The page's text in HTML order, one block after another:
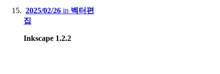
2025/02/26 in 벡터편
집
Inkscape 1.2.2